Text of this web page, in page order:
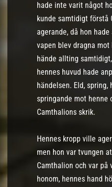
hade inte varit något
kunde samtidigt förstå
agerande, då hon
vapen blev dragna
hände allting
hennes huvud hade
händelsen. Eld, spring,
springande mot
Camthalions skrik.
Hennes kropp ville
men hon var tvungen
Camthalion och var på
honom, hennes hand